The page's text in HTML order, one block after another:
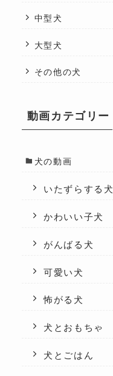
中型犬
大型犬
その他の犬
動画カテゴリー
犬の動画
いたずらする犬
かわいい子犬
がんばる犬
可愛い犬
怖がる犬
犬とおもちゃ
犬とごはん